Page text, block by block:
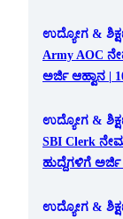
ಉದ್ಯೋಗ &
Army AOC
ಅರ್ಜಿ ಆಹ್ವಾನ |
ಉದ್ಯೋಗ &
SBI Clerk
ಹುದ್ದೆಗಳಿಗೆ ಅರ್ಜಿ
ಉದ್ಯೋಗ &